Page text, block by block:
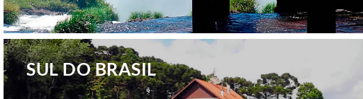
.
SUL DO BRASIL